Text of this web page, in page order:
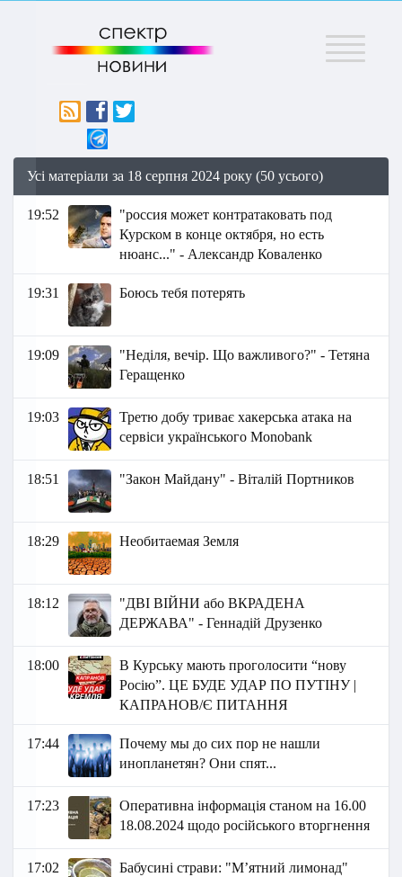
Меню
Усі матеріали за 18 серпня 2024 року (50 усього)
19:52
"россия может контратаковать под
Курском в конце октября, но есть
нюанс..." - Александр Коваленко
19:31 Боюсь тебя потерять
19:09
"Неділя, вечір. Що важливого?" - Тетяна
Геращенко
19:03
Третю добу триває хакерська атака на
сервіси українського Monobank
18:51 "Закон Майдану" - Віталій Портников
18:29 Необитаемая Земля
18:12
"ДВІ ВІЙНИ або ВКРАДЕНА
ДЕРЖАВА" - Геннадій Друзенко
18:00
В Курську мають проголосити “нову
Росію”. ЦЕ БУДЕ УДАР ПО ПУТІНУ |
КАПРАНОВ/Є ПИТАННЯ
17:44
Почему мы до сих пор не нашли
инопланетян? Они спят...
17:23
Оперативна інформація станом на 16.00
18.08.2024 щодо російського вторгнення
17:02 Бабусині страви: "М’ятний лимонад"